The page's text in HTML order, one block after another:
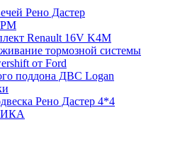
Рено Дастер
Renault 16V K4M
тормозной системы
от Ford
поддона ДВС Logan
Рено Дастер 4*4